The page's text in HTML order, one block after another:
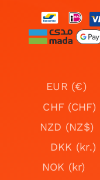
EUR (€)
CHF (CHF)
NZD (NZ$)
DKK (kr.)
NOK (kr)